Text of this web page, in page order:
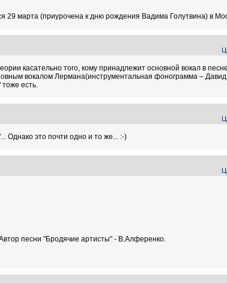
29 марта (приурочена к дню рождения Вадима Голутвина) в
касательно того, кому принадлежит основной вокал в
вокалом Лермана(инструментальная фонограмма – Давид
есть.
Однако это почти одно и то же... :-)
песни "Бродячие артисты" - В.Алференко.